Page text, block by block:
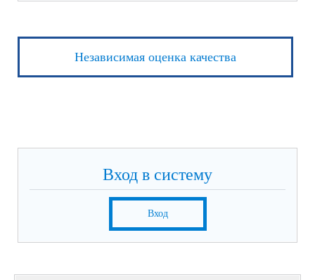
Независимая оценка качества
Вход в систему
Вход